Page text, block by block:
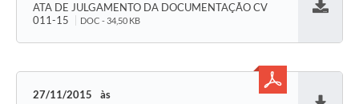
ATA DE JULGAMENTO DA DOCUMENTAÇÃO CV
011-15
DOC - 34,50 KB
27/11/2015